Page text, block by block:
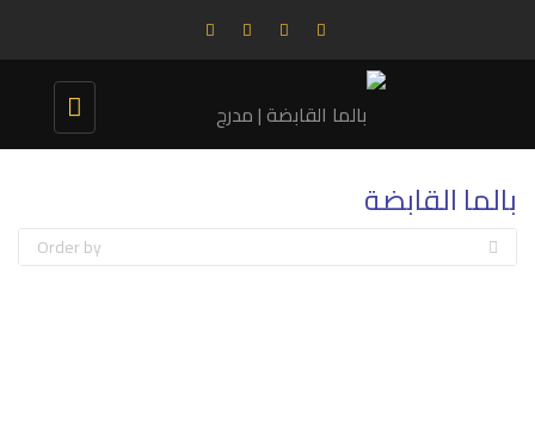
Toggle
navigation
بالما القابضة
Order by